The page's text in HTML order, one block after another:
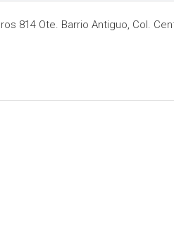
814 Ote. Barrio Antiguo, Col.